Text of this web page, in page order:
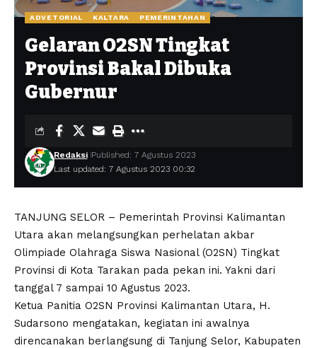
ADVETORIAL KALTARA PEMERINTAHAN
Gelaran O2SN Tingkat
Provinsi Bakal Dibuka
Gubernur
Last updated: 7 Agustus 2023 00:32
Redaksi Published: 7 Agustus 2023
TANJUNG SELOR – Pemerintah Provinsi Kalimantan
Utara akan melangsungkan perhelatan akbar
Olimpiade Olahraga Siswa Nasional (O2SN) Tingkat
Provinsi di Kota Tarakan pada pekan ini. Yakni dari
tanggal 7 sampai 10 Agustus 2023.
Ketua Panitia O2SN Provinsi Kalimantan Utara, H.
Sudarsono mengatakan, kegiatan ini awalnya
direncanakan berlangsung di Tanjung Selor, Kabupaten